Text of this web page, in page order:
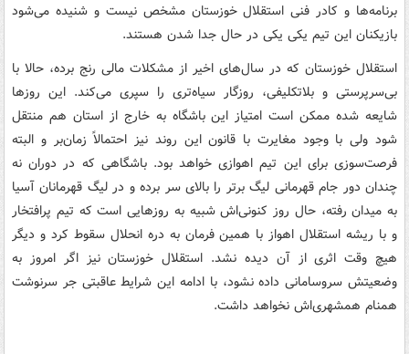
برنامه‌ها و کادر فنی استقلال خوزستان مشخص نیست و شنیده می‌شود
بازیکنان این تیم یکی یکی در حال جدا شدن هستند.
استقلال خوزستان که در سال‌های اخیر از مشکلات مالی رنج برده، حالا با
بی‌سرپرستی و بلاتکلیفی، روزگار سیاه‌تری را سپری می‌کند. این روزها
شایعه شده ممکن است امتیاز این باشگاه به خارج از استان‌ هم منتقل
شود ولی با وجود مغایرت با قانون این روند نیز احتمالاً زمان‌بر و البته
فرصت‌سوزی برای این تیم اهوازی خواهد بود. باشگاهی که در دوران نه
چندان دور جام قهرمانی لیگ برتر را بالای سر برده و در لیگ قهرمانان آسیا
به میدان رفته، حال روز کنونی‌اش شبیه به روزهایی است که تیم پرافتخار
و با ریشه استقلال اهواز با همین فرمان به دره انحلال سقوط کرد و دیگر
هیچ وقت اثری از آن دیده نشد. استقلال خوزستان نیز اگر امروز به
وضعیتش سروسامانی داده نشود، با ادامه این شرایط عاقبتی جر سرنوشت
همنام همشهری‌اش نخواهد داشت.